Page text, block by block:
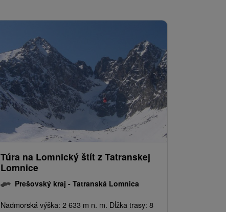
Túra na Lomnický štít z Tatranskej
Lomnice
Prešovský kraj - Tatranská Lomnica
Nadmorská výška: 2 633 m n. m. Dĺžka trasy: 8